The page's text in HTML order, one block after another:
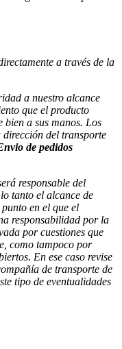
a través de la
a nuestro alcance
que el producto
bien a sus manos. Los
dirección del transporte
de pedidos
responsable del
tanto el alcance de
punto en el que el
responsabilidad por la
por cuestiones que
como tampoco por
En ese caso revise
de transporte de
tipo de eventualidades